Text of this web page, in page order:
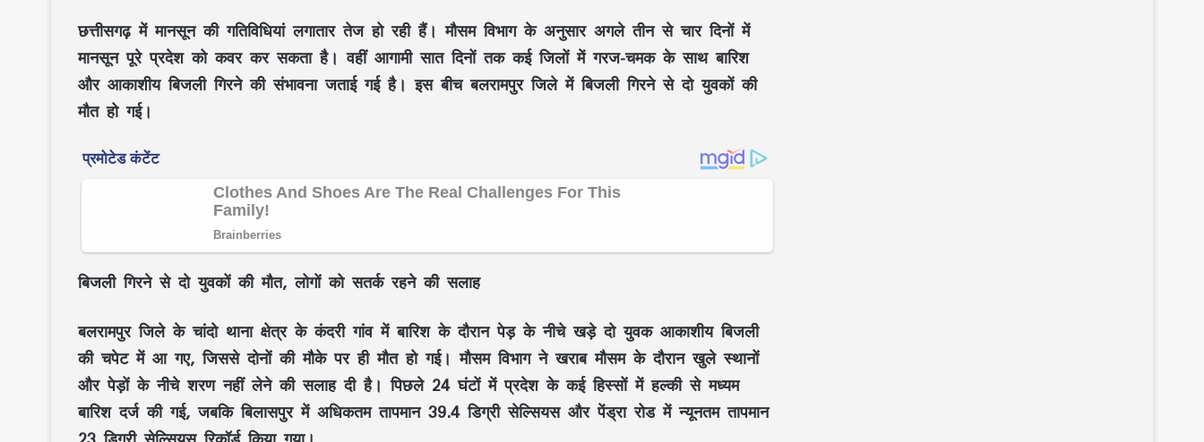
छत्तीसगढ़ में मानसून की गतिविधियां लगातार तेज हो रही हैं। मौसम विभाग के अनुसार अगले तीन से चार दिनों में
मानसून पूरे प्रदेश को कवर कर सकता है। वहीं आगामी सात दिनों तक कई जिलों में गरज-चमक के साथ बारिश
और आकाशीय बिजली गिरने की संभावना जताई गई है। इस बीच बलरामपुर जिले में बिजली गिरने से दो युवकों की
मौत हो गई।
बिजली गिरने से दो युवकों की मौत, लोगों को सतर्क रहने की सलाह
बलरामपुर जिले के चांदो थाना क्षेत्र के कंदरी गांव में बारिश के दौरान पेड़ के नीचे खड़े दो युवक आकाशीय बिजली
की चपेट में आ गए, जिससे दोनों की मौके पर ही मौत हो गई। मौसम विभाग ने खराब मौसम के दौरान खुले स्थानों
और पेड़ों के नीचे शरण नहीं लेने की सलाह दी है। पिछले 24 घंटों में प्रदेश के कई हिस्सों में हल्की से मध्यम
बारिश दर्ज की गई, जबकि बिलासपुर में अधिकतम तापमान 39.4 डिग्री सेल्सियस और पेंड्रा रोड में न्यूनतम तापमान